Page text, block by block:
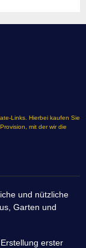
Links. Hierbei kaufen Sie
mit der wir die
und nützliche
Garten und
erster